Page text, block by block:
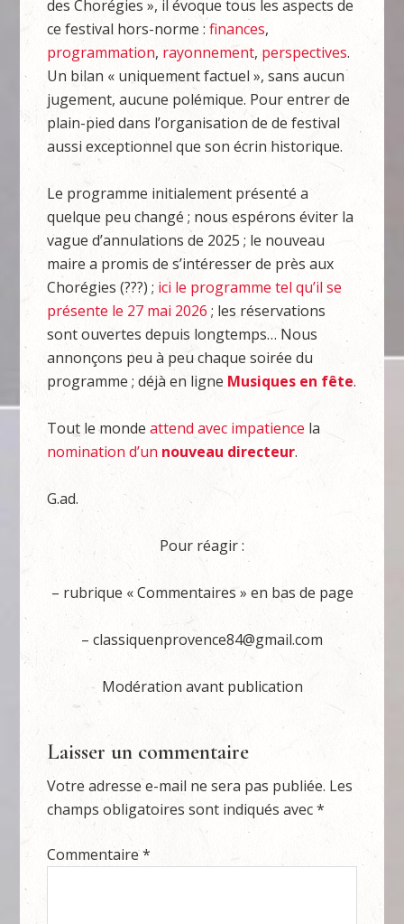
des Chorégies », il évoque tous les aspects de
ce festival hors-norme :finances,
programmation, rayonnement, perspectives.
Un bilan « uniquement factuel », sans aucun
jugement, aucune polémique. Pour entrer de
plain-pied dans l’organisation de de festival
aussi exceptionnel que son écrin historique.
Le programme initialement présenté a
quelque peu changé ; nous espérons éviter la
vague d’annulations de 2025 ; le nouveau
maire a promis de s’intéresser de près aux
Chorégies (???) ; ici le programme tel qu’il se
présente le 27 mai 2026 ; les réservations
sont ouvertes depuis longtemps… Nous
annonçons peu à peu chaque soirée du
programme ; déjà en ligne Musiques en fête.
Tout le mondeattend avec impatience la
nomination d’un nouveau directeur.
G.ad.
Pour réagir :
– rubrique « Commentaires » en bas de page
– classiquenprovence84@gmail.com
Modération avant publication
Laisser un commentaire
Votre adresse e-mail ne sera pas publiée. Les
champs obligatoires sont indiqués avec*
Commentaire*